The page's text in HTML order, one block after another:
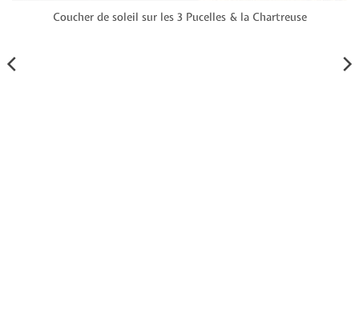
Coucher de soleil sur les 3 Pucelles & la Chartreuse